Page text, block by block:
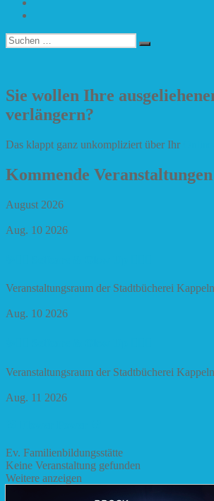
Suchen
nach:
Suchen
Sie wollen Ihre
verlängern?
Das klappt ganz unkompliziert über Ihr
Kommende Veranstaltungen
August 2026
Aug. 10 2026
Veranstaltungsraum der Stadtbücherei Kappeln
Aug. 10 2026
Veranstaltungsraum der Stadtbücherei Kappeln
Aug. 11 2026
Ev. Familienbildungsstätte
Keine Veranstaltung gefunden
Weitere anzeigen